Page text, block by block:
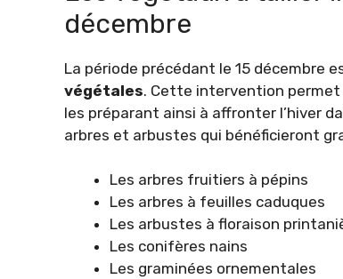
décembre
La période précédant le 15 décembre
végétales. Cette intervention permet
les préparant ainsi à affronter l’hiver
arbres et arbustes qui bénéficieront
Les arbres fruitiers à pépins
Les arbres à feuilles caduques
Les arbustes à floraison
Les conifères nains
Les graminées ornementales